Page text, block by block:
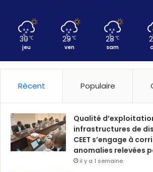
30 ℃
jeu
29 ℃
ven
28 ℃
sam
Récent Populaire
Qualité
infrastructures de
CEET s’engage à
anomalies relevées
il y a 1 semaine